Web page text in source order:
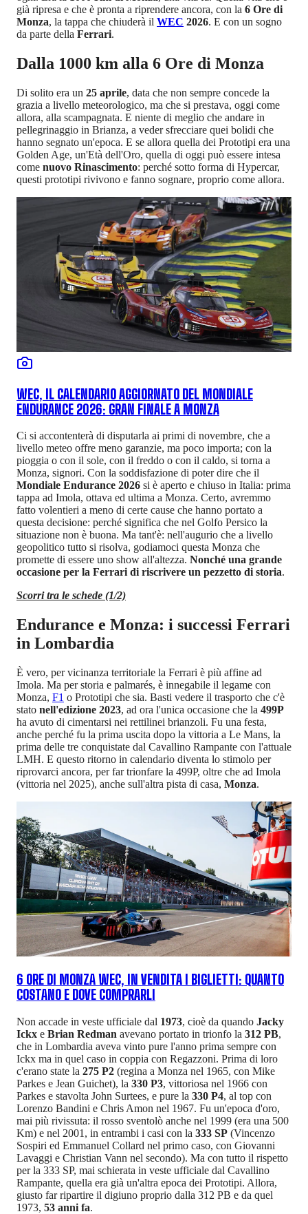
già ripresa e che è pronta a riprendere ancora, con la 6 Ore di
Monza, la tappa che chiuderà il WEC 2026. E con un sogno
da parte della Ferrari.
Dalla 1000 km alla 6 Ore di Monza
Di solito era un 25 aprile, data che non sempre concede la
grazia a livello meteorologico, ma che si prestava, oggi come
allora, alla scampagnata. E niente di meglio che andare in
pellegrinaggio in Brianza, a veder sfrecciare quei bolidi che
hanno segnato un'epoca. E se allora quella dei Prototipi era una
Golden Age, un'Età dell'Oro, quella di oggi può essere intesa
come nuovo Rinascimento: perché sotto forma di Hypercar,
questi prototipi rivivono e fanno sognare, proprio come allora.
WEC, IL CALENDARIO AGGIORNATO DEL MONDIALE
ENDURANCE 2026: GRAN FINALE A MONZA
Ci si accontenterà di disputarla ai primi di novembre, che a
livello meteo offre meno garanzie, ma poco importa; con la
pioggia o con il sole, con il freddo o con il caldo, si torna a
Monza, signori. Con la soddisfazione di poter dire che il
Mondiale Endurance 2026 si è aperto e chiuso in Italia: prima
tappa ad Imola, ottava ed ultima a Monza. Certo, avremmo
fatto volentieri a meno di certe cause che hanno portato a
questa decisione: perché significa che nel Golfo Persico la
situazione non è buona. Ma tant'è: nell'augurio che a livello
geopolitico tutto si risolva, godiamoci questa Monza che
promette di essere uno show all'altezza. Nonché una grande
occasione per la Ferrari di riscrivere un pezzetto di storia.
Scorri tra le schede (1/2)
Endurance e Monza: i successi Ferrari
in Lombardia
È vero, per vicinanza territoriale la Ferrari è più affine ad
Imola. Ma per storia e palmarés, è innegabile il legame con
Monza, F1 o Prototipi che sia. Basti vedere il trasporto che c'è
stato nell'edizione 2023, ad ora l'unica occasione che la 499P
ha avuto di cimentarsi nei rettilinei brianzoli. Fu una festa,
anche perché fu la prima uscita dopo la vittoria a Le Mans, la
prima delle tre conquistate dal Cavallino Rampante con l'attuale
LMH. E questo ritorno in calendario diventa lo stimolo per
riprovarci ancora, per far trionfare la 499P, oltre che ad Imola
(vittoria nel 2025), anche sull'altra pista di casa, Monza.
6 ORE DI MONZA WEC, IN VENDITA I BIGLIETTI: QUANTO
COSTANO E DOVE COMPRARLI
Non accade in veste ufficiale dal 1973, cioè da quando Jacky
Ickx e Brian Redman avevano portato in trionfo la 312 PB,
che in Lombardia aveva vinto pure l'anno prima sempre con
Ickx ma in quel caso in coppia con Regazzoni. Prima di loro
c'erano state la 275 P2 (regina a Monza nel 1965, con Mike
Parkes e Jean Guichet), la 330 P3, vittoriosa nel 1966 con
Parkes e stavolta John Surtees, e pure la 330 P4, al top con
Lorenzo Bandini e Chris Amon nel 1967. Fu un'epoca d'oro,
mai più rivissuta: il rosso sventolò anche nel 1999 (era una 500
Km) e nel 2001, in entrambi i casi con la 333 SP (Vincenzo
Sospiri ed Emmanuel Collard nel primo caso, con Giovanni
Lavaggi e Christian Vann nel secondo). Ma con tutto il rispetto
per la 333 SP, mai schierata in veste ufficiale dal Cavallino
Rampante, quella era già un'altra epoca dei Prototipi. Allora,
giusto far ripartire il digiuno proprio dalla 312 PB e da quel
1973, 53 anni fa.